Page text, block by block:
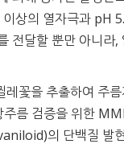
상의 열자극과 pH
전달할 뿐만 아니라,
꽃을 추출하여 주
주름 검증을 위한
의 단백질 발